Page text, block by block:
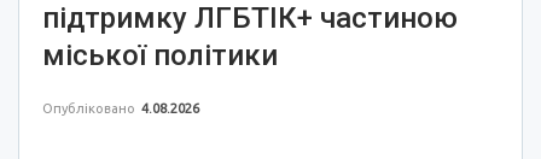
підтримку ЛГБТІК+ частиною
міської політики
Опубліковано 4.08.2026